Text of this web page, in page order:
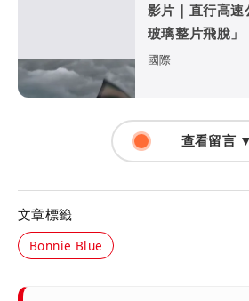
影片｜直行高速
玻璃整片飛脫
比亞迪擊落
國際
查看留言 ▼
文章標籤
Bonnie Blue